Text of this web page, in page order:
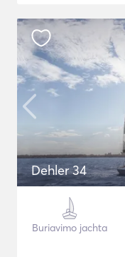
Dehler 34
Buriavimo jachta